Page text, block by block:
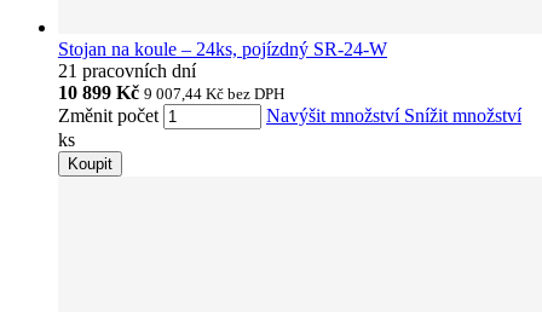
Stojan na koule – 24ks, pojízdný SR-24-W
21 pracovních dní
10 899 Kč 9 007,44 Kč bez DPH
Změnit počet Navýšit množství Snížit množství
ks
Koupit